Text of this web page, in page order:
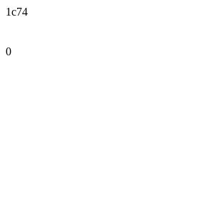
1c74
0